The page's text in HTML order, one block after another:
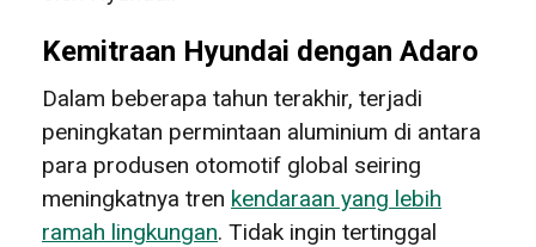
Kemitraan Hyundai dengan Adaro
Dalam beberapa tahun terakhir, terjadi
peningkatan permintaan aluminium di antara
para produsen otomotif global seiring
meningkatnya tren kendaraan yang lebih
ramah lingkungan. Tidak ingin tertinggal